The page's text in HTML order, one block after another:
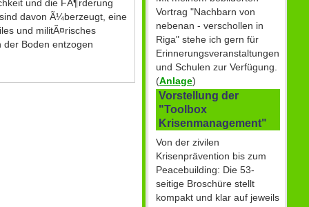
und die FÃ¶rderung
davon Ã¼berzeugt, eine
und militÃ¤risches
Boden entzogen
Vortrag "Nachbarn von
nebenan - verschollen in
Riga" stehe ich gern für
Erinnerungsveranstaltungen
und Schulen zur Verfügung.
(Anlage)
Vorstellung der
"Toolbox
Krisenmanagement"
Von der zivilen
Krisenprävention bis zum
Peacebuilding: Die 53-
seitige Broschüre stellt
kompakt und klar auf jeweils